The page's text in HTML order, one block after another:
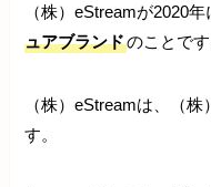
（株）eStreamが2020
ュアブランドのことです
（株）eStreamは、（
す。